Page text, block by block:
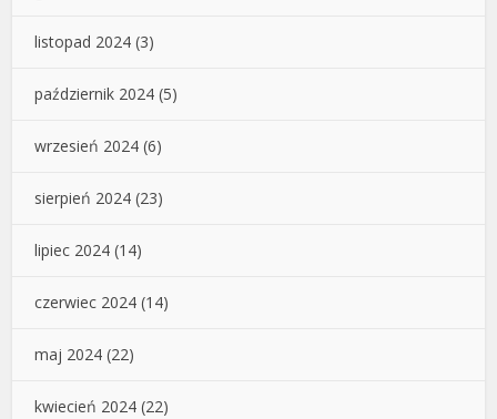
listopad 2024 (3)
październik 2024 (5)
wrzesień 2024 (6)
sierpień 2024 (23)
lipiec 2024 (14)
czerwiec 2024 (14)
maj 2024 (22)
kwiecień 2024 (22)